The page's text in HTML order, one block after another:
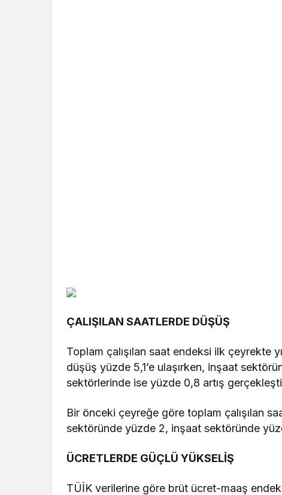
ÇALIŞILAN SAATLERDE DÜŞÜŞ
Toplam çalışılan saat endeksi ilk çeyrekte
düşüş yüzde 5,1’e ulaşırken, inşaat
sektörlerinde ise yüzde 0,8 artış
Bir önceki çeyreğe göre toplam çalışılan
sektöründe yüzde 2, inşaat sektöründe
ÜCRETLERDE GÜÇLÜ YÜKSELİŞ
TÜİK verilerine göre brüt ücret-maaş